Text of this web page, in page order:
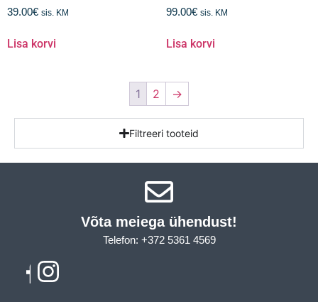
39.00€ sis. KM
Lisa korvi
99.00€ sis. KM
Lisa korvi
1 2 →
Filtreeri tooteid
Võta meiega ühendust!​
Telefon: +372 5361 4569